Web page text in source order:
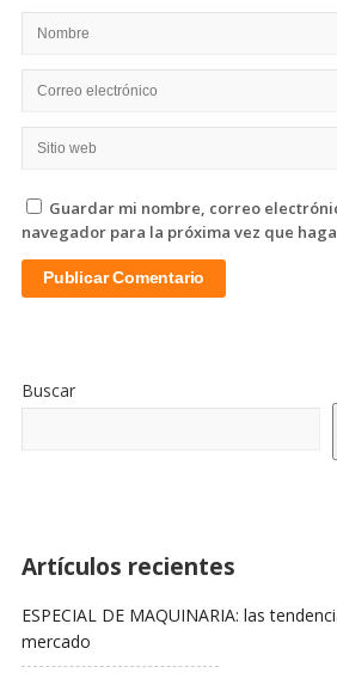
Guardar mi nombre, correo
navegador para la próxima vez que
La
Lateral
Buscar
Artículos recientes
ESPECIAL DE MAQUINARIA: las
mercado